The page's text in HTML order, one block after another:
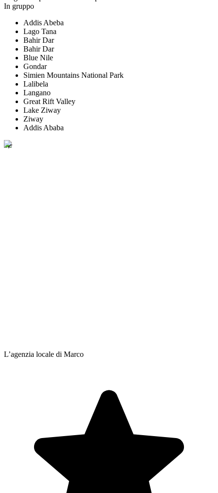
In gruppo
Addis Abeba
Lago Tana
Bahir Dar
Bahir Dar
Blue Nile
Gondar
Simien Mountains National Park
Lalibela
Langano
Great Rift Valley
Lake Ziway
Ziway
Addis Ababa
L’agenzia locale di Marco